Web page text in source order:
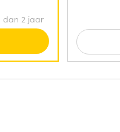
dan 2 jaar